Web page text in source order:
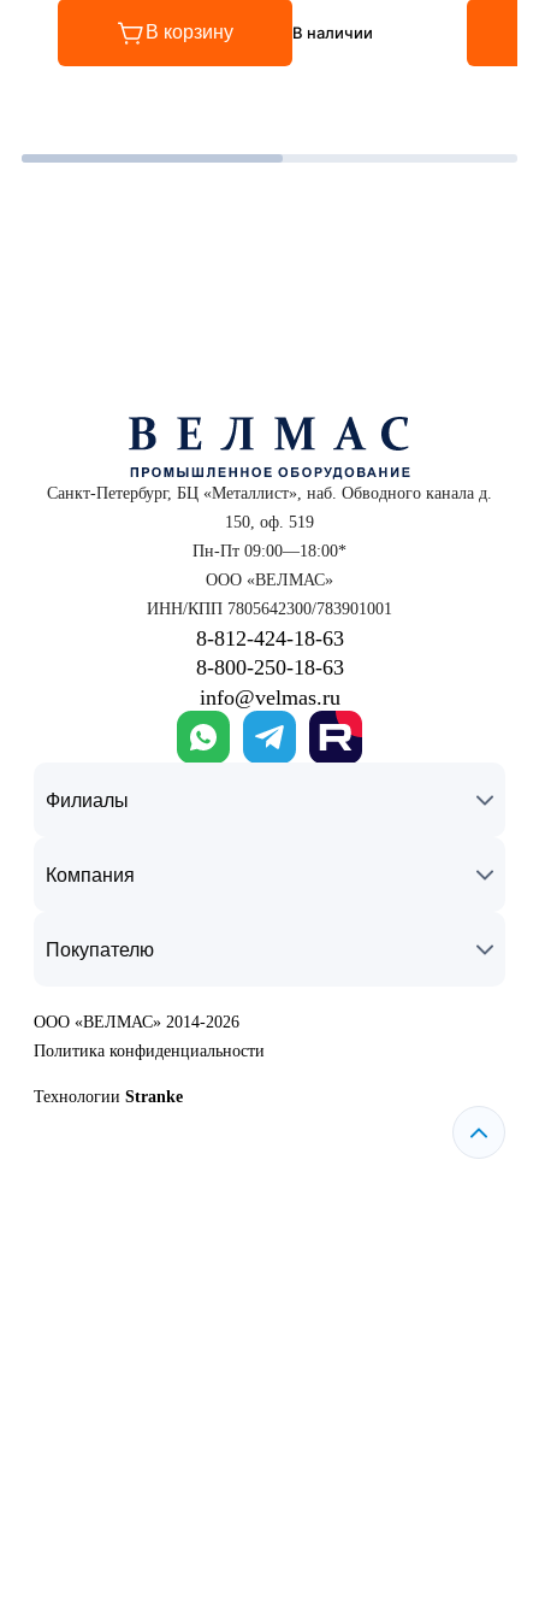
В корзину В наличии
Санкт-Петербург, БЦ «Металлист», наб. Обводного канала д.
150, оф. 519
Пн-Пт 09:00—18:00*
ООО «ВЕЛМАС»
ИНН/КПП 7805642300/783901001
8‑812‑424‑18‑63
8‑800‑250‑18‑63
info@velmas.ru
Филиалы
Компания
Покупателю
ООО «ВЕЛМАС» 2014-2026
Политика конфиденциальности
Технологии Stranke